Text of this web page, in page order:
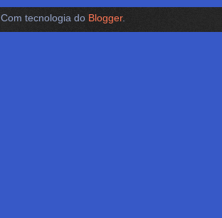
Com tecnologia do Blogger.